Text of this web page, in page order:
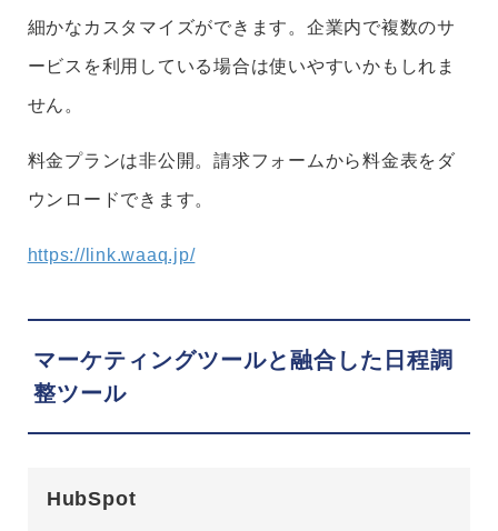
細かなカスタマイズができます。企業内で複数のサ
ービスを利用している場合は使いやすいかもしれま
せん。
料金プランは非公開。請求フォームから料金表をダ
ウンロードできます。
https://link.waaq.jp/
マーケティングツールと融合した日程調
整ツール
HubSpot